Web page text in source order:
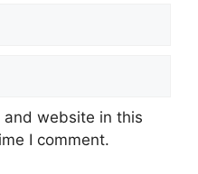
and website in this
I comment.